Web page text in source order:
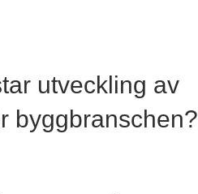
utveckling av
byggbranschen?